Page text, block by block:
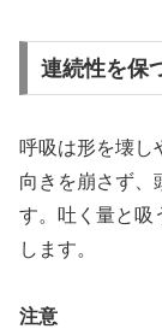
連続性を保
呼吸は形を壊し
向きを崩さず、
す。吐く量と吸
します。
注意